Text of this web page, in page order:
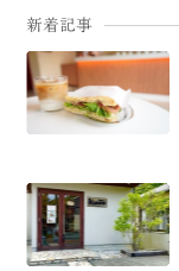
新着記事